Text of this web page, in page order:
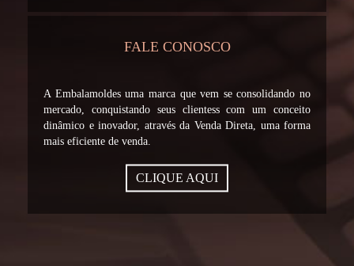
FALE CONOSCO
A Embalamoldes uma marca que vem se consolidando no
mercado, conquistando seus clientess com um conceito
dinâmico e inovador, através da Venda Direta, uma forma
mais eficiente de venda.
CLIQUE AQUI